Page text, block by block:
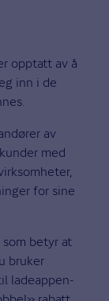
opptatt av å
inn i de
av
med
for sine
betyr at
bruker
ladeappen-